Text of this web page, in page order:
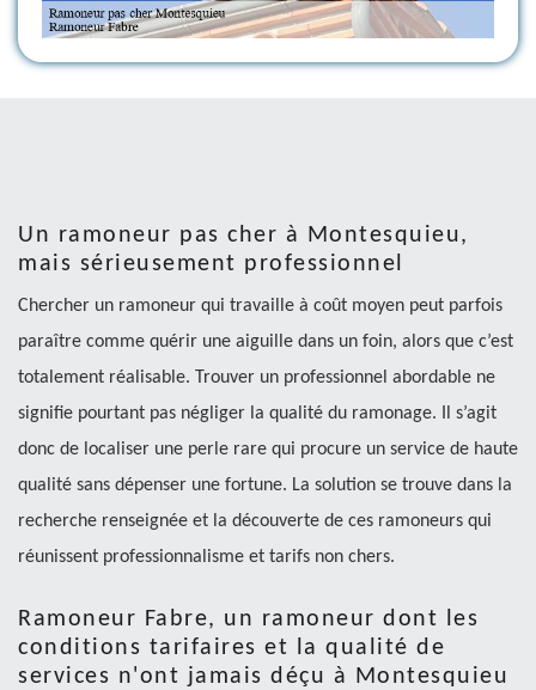
Un ramoneur pas cher à Montesquieu,
mais sérieusement professionnel
Chercher un ramoneur qui travaille à coût moyen peut parfois
paraître comme quérir une aiguille dans un foin, alors que c’est
totalement réalisable. Trouver un professionnel abordable ne
signifie pourtant pas négliger la qualité du ramonage. Il s’agit
donc de localiser une perle rare qui procure un service de haute
qualité sans dépenser une fortune. La solution se trouve dans la
recherche renseignée et la découverte de ces ramoneurs qui
réunissent professionnalisme et tarifs non chers.
Ramoneur Fabre, un ramoneur dont les
conditions tarifaires et la qualité de
services n'ont jamais déçu à Montesquieu